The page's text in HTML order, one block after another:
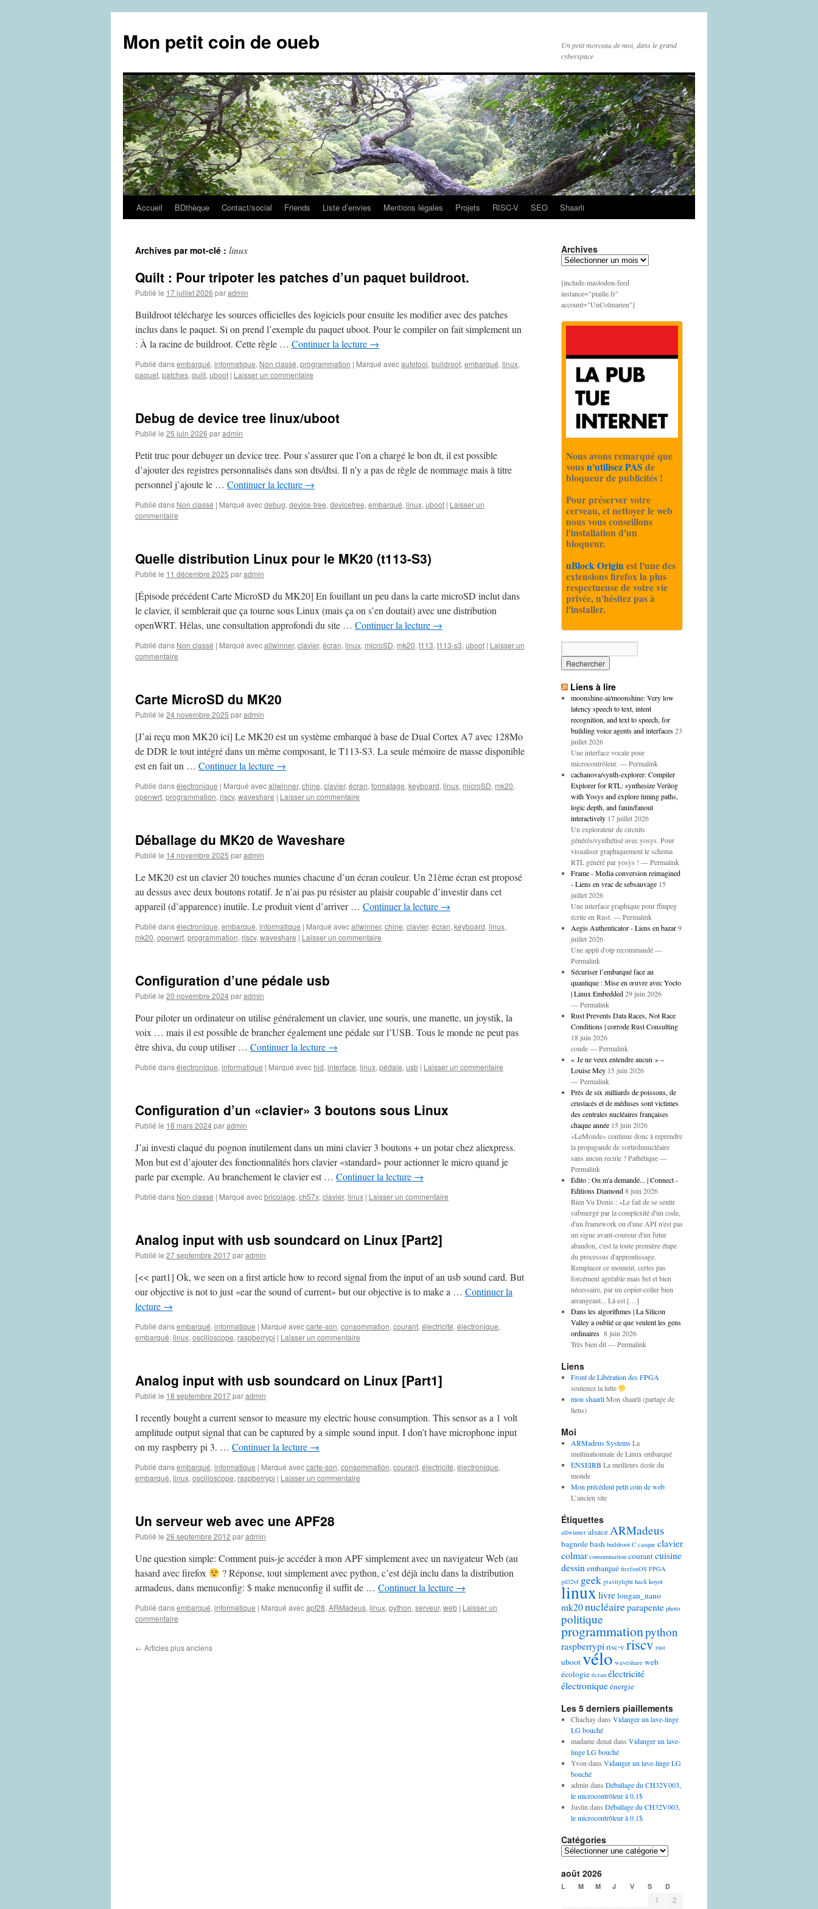
contenu
Mon petit coin de oueb
Un petit morceau de moi, dans le grand
cyberspace
Accueil BDthèque Contact/social Friends Liste d’envies Mentions légales Projets RISC-V SEO Shaarli
Archives par mot-clé : linux
Quilt : Pour tripoter les patches d’un paquet buildroot.
Publié le 17 juillet 2026 paradmin
Buildroot télécharge les sources officielles des logiciels pour ensuite les modifier avec des patches
inclus dans le paquet. Si on prend l’exemple du paquet uboot. Pour le compiler on fait simplement un
: À la racine de buildroot. Cette règle … Continuer la lecture →
Publié dansembarqué, informatique, Non classé, programmation | Marqué avecautotool, buildroot, embarqué, linux,
paquet, patches, quilt, uboot | Laisser un commentaire
Debug de device tree linux/uboot
Publié le 25 juin 2026 paradmin
Petit truc pour debuger un device tree. Pour s’assurer que l’on a chargé le bon dt, il est possible
d’ajouter des registres personnalisés dans son dts/dtsi. Il n’y a pas de règle de nommage mais à titre
personnel j’ajoute le … Continuer la lecture →
Publié dans Non classé | Marqué avecdebug, device-tree, devicetree, embarqué, linux, uboot | Laisser un
commentaire
Quelle distribution Linux pour le MK20 (t113-S3)
Publié le 11 décembre 2025 paradmin
[Épisode précédent Carte MicroSD du MK20] En fouillant un peu dans la carte microSD inclut dans
le clavier, il semblerait que ça tourne sous Linux (mais ça on s’en doutait) avec une distribution
openWRT. Hélas, une consultation approfondi du site … Continuer la lecture →
Publié dans Non classé | Marqué avecallwinner, clavier, écran, linux, microSD, mk20, t113, t113-s3, uboot | Laisser un
commentaire
Carte MicroSD du MK20
Publié le 24 novembre 2025 paradmin
[J’ai reçu mon MK20 ici] Le MK20 est un système embarqué à base de Dual Cortex A7 avec 128Mo
de DDR le tout intégré dans un même composant, le T113-S3. La seule mémoire de masse disponible
est en fait un … Continuer la lecture →
Publié dansélectronique | Marqué avecallwinner, chine, clavier, écran, formatage, keyboard, linux, microSD, mk20,
openwrt, programmation, riscv, waveshare | Laisser un commentaire
Déballage du MK20 de Waveshare
Publié le 14 novembre 2025 paradmin
Le MK20 est un clavier 20 touches munies chacune d’un écran couleur. Un 21ème écran est proposé
au dessus avec deux boutons rotatif. Je n’ai pas pu résister au plaisir coupable d’investir dans cet
appareil (d’apparence) inutile. Le produit vient d’arriver … Continuer la lecture →
Publié dansélectronique, embarqué, informatique | Marqué avecallwinner, chine, clavier, écran, keyboard, linux,
mk20, openwrt, programmation, riscv, waveshare | Laisser un commentaire
Configuration d’une pédale usb
Publié le 20 novembre 2024paradmin
Pour piloter un ordinateur on utilise généralement un clavier, une souris, une manette, un joystik, la
voix … mais il est possible de brancher également une pédale sur l’USB. Tous le monde ne peut pas
être shiva, du coup utiliser … Continuer la lecture →
Publié dansélectronique, informatique | Marqué avec hid, interface, linux, pédale, usb | Laisser un commentaire
Configuration d’un «clavier» 3 boutons sous Linux
Publié le 18 mars 2024paradmin
J’ai investi claqué du pognon inutilement dans un mini clavier 3 boutons + un potar chez aliexpress.
Mon but est d’ajouter des fonctionnalités hors clavier «standard» pour actionner le micro quand je
parle par exemple. Au branchement le clavier est … Continuer la lecture →
Publié dans Non classé | Marqué avecbricolage, ch57x, clavier, linux | Laisser un commentaire
Analog input with usb soundcard on Linux [Part2]
Publié le 27 septembre 2017paradmin
[<< part1] Ok, we seen on a first article how to record signal from the input of an usb sound card. But
our objective is not to just «ear the sound of current» but our objective is to make a … Continuer la
lecture →
Publié dansembarqué, informatique | Marqué aveccarte-son, consommation, courant, électricité, électronique,
embarqué, linux, oscilloscope, raspberrypi | Laisser un commentaire
Analog input with usb soundcard on Linux [Part1]
Publié le 18 septembre 2017paradmin
I recently bought a current sensor to measure my electric house consumption. This sensor as a 1 volt
amplitude output signal that can be captured by a simple sound input. I don’t have microphone input
on my raspberry pi 3. … Continuer la lecture →
Publié dansembarqué, informatique | Marqué aveccarte-son, consommation, courant, électricité, électronique,
embarqué, linux, oscilloscope, raspberrypi | Laisser un commentaire
Un serveur web avec une APF28
Publié le 26 septembre 2012 paradmin
Une question simple: Comment puis-je accéder à mon APF simplement avec un navigateur Web (au
hasard avec firefox
? Réponse, tout simplement avec python, c’est déjà inclu dans la distribution
armadeus, dans menuconfig: $ make menuconfig il suffit de … Continuer la lecture →
Publié dansembarqué, informatique | Marqué avecapf28, ARMadeus, linux, python, serveur, web | Laisser un
commentaire
← Articles plus anciens
Archives
Archives
[include-mastodon-feed
instance="piaille.fr"
account="UnColmarien"]
Nous avons remarqué que
vousn'utilisez PAS de
bloqueur de publicités !
Pour préserver votre
cerveau, et nettoyer le web
nous vous conseillons
l'installation d'un
bloqueur.
uBlock Originest l'une des
extensions firefox la plus
respectueuse de votre vie
privée, n'hésitez pas à
l'installer.
Liens à lire
moonshine-ai/moonshine: Very low
latency speech to text, intent
recognition, and text to speech, for
building voice agents and interfaces 23
juillet 2026
Une interface vocale pour
microcontrôleur. — Permalink
cachanova/synth-explorer: Compiler
Explorer for RTL: synthesize Verilog
with Yosys and explore timing paths,
logic depth, and fanin/fanout
interactively 17 juillet 2026
Un explorateur de circuits
générés/synthétisé avec yosys. Pour
visualiser graphiquement le schema
RTL généré par yosys ! — Permalink
Frame - Media conversion reimagined
- Liens en vrac de sebsauvage 15
juillet 2026
Une interface graphique pour ffmpeg
écrite en Rust. — Permalink
Aegis Authenticator - Liens en bazar 9
juillet 2026
Une appli d'otp recommandé —
Permalink
Sécuriser l’embarqué face au
quantique : Mise en œuvre avec Yocto
| Linux Embedded 29 juin 2026
— Permalink
Rust Prevents Data Races, Not Race
Conditions | corrode Rust Consulting
18 juin 2026
coude — Permalink
« Je ne veux entendre aucun » –
Louise Mey 15 juin 2026
— Permalink
Près de six milliards de poissons, de
crustacés et de méduses sont victimes
des centrales nucléaires françaises
chaque année 15 juin 2026
«LeMonde» continue donc à reprendre
la propagande de sortirdunucléaire
sans aucun recule ? Pathétique —
Permalink
Édito : On m'a demandé... | Connect -
Editions Diamond 8 juin 2026
Bien Vu Denis : «Le fait de se sentir
submergé par la complexité d'un code,
d'un framework ou d'une API n'est pas
un signe avant-coureur d'un futur
abandon, c'est la toute première étape
du processus d'apprentissage.
Remplacer ce moment, certes pas
forcément agréable mais bel et bien
nécessaire, par un copier-coller bien
arrangeant... Là est […]
Dans les algorithmes | La Silicon
Valley a oublié ce que veulent les gens
ordinaires 8 juin 2026
Très bien dit — Permalink
Liens
Front de Libération des FPGA
soutenez la lutte
mon shaarliMon shaarli (partage de
liens)
Moi
ARMadeus SystemsLa
multinationnale de Linux embarqué
ENSEIRB La meilleurs école du
monde
Mon précédent petit coin de web
L’ancien site
Étiquettes
allwinner alsaceARMadeus
bagnolebash buildroot C casque clavier
colmar consommation courantcuisine
dessin embarqué firefoxOS FPGA
gd32vf geek gravitylight hack koyot
linuxlivrelongan_nano
mk20nucléaireparapente photo
politique
programmationpython
raspberrypi risc-vriscv rust
ubootvélo waveshare web
écologie écran électricité
électroniqueénergie
Les 5 derniers piaillements
Chachaydans Vidanger un lave-linge
LG bouché
madame denatdans Vidanger un lave-
linge LG bouché
Yvon dans Vidanger un lave-linge LG
bouché
admin dans Déballage du CH32V003,
le microcontrôleur à 0.1$
Justin dans Déballage du CH32V003,
le microcontrôleur à 0.1$
Catégories
Catégories
août 2026
L M M J V S D
1 2